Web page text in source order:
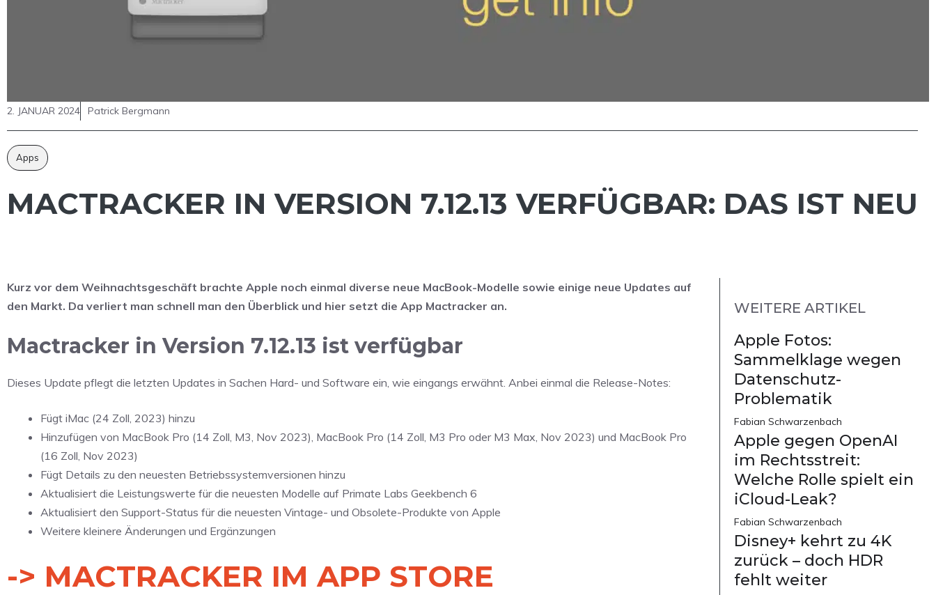
2. JANUAR 2024 Patrick Bergmann
Apps
MACTRACKER IN VERSION 7.12.13 VERFÜGBAR: DAS IST NEU
Kurz vor dem Weihnachtsgeschäft brachte Apple noch einmal diverse neue MacBook-Modelle sowie einige neue Updates auf
den Markt. Da verliert man schnell man den Überblick und hier setzt die App Mactracker an.
Mactracker in Version 7.12.13 ist verfügbar
Dieses Update pflegt die letzten Updates in Sachen Hard- und Software ein, wie eingangs erwähnt. Anbei einmal die Release-Notes:
Fügt iMac (24 Zoll, 2023) hinzu
Hinzufügen von MacBook Pro (14 Zoll, M3, Nov 2023), MacBook Pro (14 Zoll, M3 Pro oder M3 Max, Nov 2023) und MacBook Pro
(16 Zoll, Nov 2023)
Fügt Details zu den neuesten Betriebssystemversionen hinzu
Aktualisiert die Leistungswerte für die neuesten Modelle auf Primate Labs Geekbench 6
Aktualisiert den Support-Status für die neuesten Vintage- und Obsolete-Produkte von Apple
Weitere kleinere Änderungen und Ergänzungen
-> MACTRACKER IM APP STORE
WEITERE ARTIKEL
Apple Fotos:
Sammelklage wegen
Datenschutz-
Problematik
Fabian Schwarzenbach
Apple gegen OpenAI
im Rechtsstreit:
Welche Rolle spielt ein
iCloud-Leak?
Fabian Schwarzenbach
Disney+ kehrt zu 4K
zurück – doch HDR
fehlt weiter